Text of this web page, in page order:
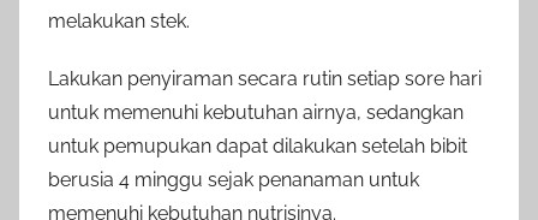
melakukan stek.
Lakukan penyiraman secara rutin setiap sore hari
untuk memenuhi kebutuhan airnya, sedangkan
untuk pemupukan dapat dilakukan setelah bibit
berusia 4 minggu sejak penanaman untuk
memenuhi kebutuhan nutrisinya.